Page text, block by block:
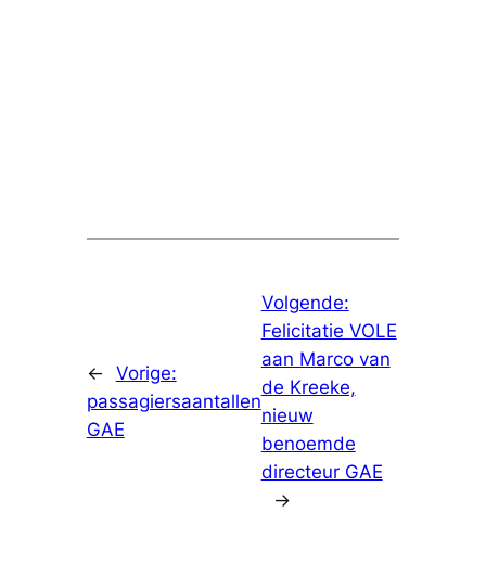
← Vorige:
passagiersaantallen
GAE
Volgende:
Felicitatie VOLE
aan Marco van
de Kreeke,
nieuw
benoemde
directeur GAE
→